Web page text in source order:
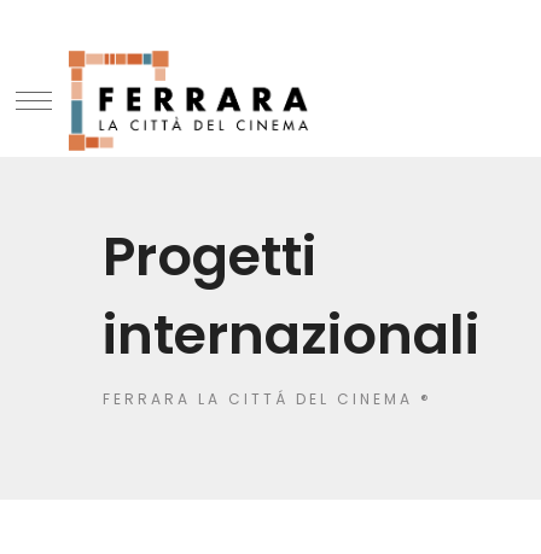
Progetti
internazionali
FERRARA LA CITTÁ DEL CINEMA ®